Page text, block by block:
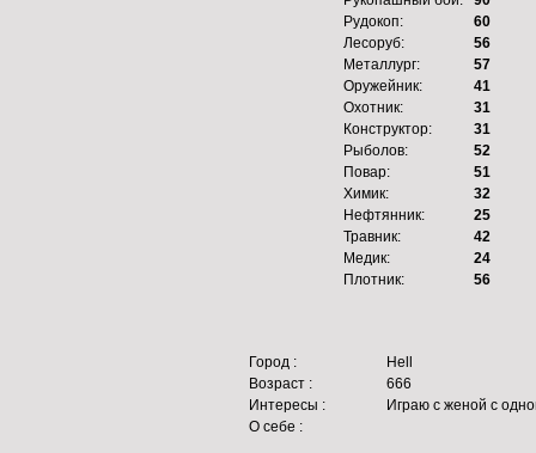
Рудокоп:
60
Лесоруб:
56
Металлург:
57
Оружейник:
41
Охотник:
31
Конструктор:
31
Рыболов:
52
Повар:
51
Химик:
32
Нефтянник:
25
Травник:
42
Медик:
24
Плотник:
56
Город :
Hell
Возраст :
666
Интересы :
Играю с женой с
О себе :